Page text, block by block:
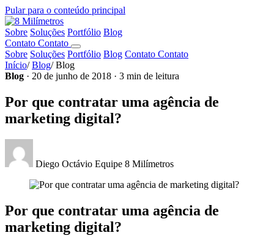
Pular para o conteúdo principal
Sobre Soluções Portfólio Blog
Contato Contato
Sobre Soluções Portfólio Blog Contato Contato
Início/ Blog/ Blog
Blog · 20 de junho de 2018 · 3 min de leitura
Por que contratar uma agência de
marketing digital?
Diego Octávio Equipe 8 Milímetros
Por que contratar uma agência de
marketing digital?